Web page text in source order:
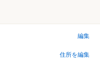
編集
住所を編集